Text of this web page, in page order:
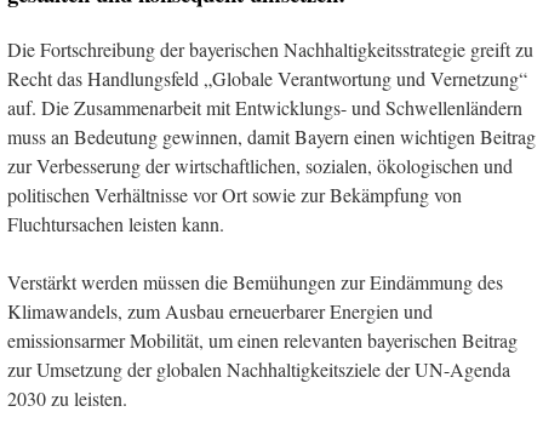
Die Fortschreibung der bayerischen Nachhaltigkeitsstrategie greift zu
Recht das Handlungsfeld „Globale Verantwortung und Vernetzung“
auf. Die Zusammenarbeit mit Entwicklungs- und Schwellenländern
muss an Bedeutung gewinnen, damit Bayern einen wichtigen Beitrag
zur Verbesserung der wirtschaftlichen, sozialen, ökologischen und
politischen Verhältnisse vor Ort sowie zur Bekämpfung von
Fluchtursachen leisten kann.
Verstärkt werden müssen die Bemühungen zur Eindämmung des
Klimawandels, zum Ausbau erneuerbarer Energien und
emissionsarmer Mobilität, um einen relevanten bayerischen Beitrag
zur Umsetzung der globalen Nachhaltigkeitsziele der UN-Agenda
2030 zu leisten.